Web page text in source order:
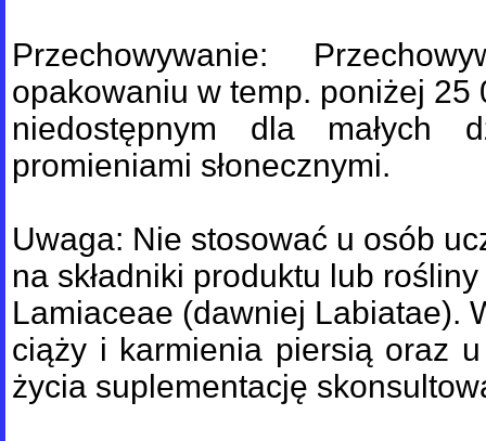
Przechowywanie:
opakowaniu w temp. poniżej 25
niedostępnym dla małych
promieniami słonecznymi.
Uwaga: Nie stosować u osób
na składniki produktu lub
Lamiaceae (dawniej Labiatae).
ciąży i karmienia piersią oraz
życia suplementację